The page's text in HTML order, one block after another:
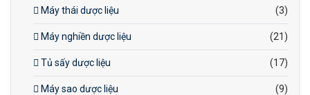
Máy thái dược liệu (3)
Máy nghiền dược liệu (21)
Tủ sấy dược liệu (17)
Máy sao dược liệu (9)